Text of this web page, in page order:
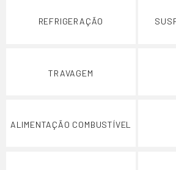
REFRIGERAÇÃO
TRAVAGEM
ALIMENTAÇÃO COMBUSTÍVEL